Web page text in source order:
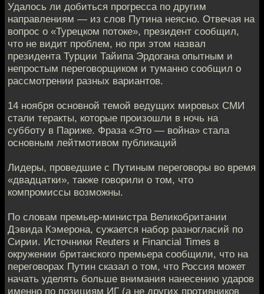
Удалось ли добиться прогресса по другим
направлениям — из слов Путина неясно. Отвечая на
вопрос о «Турецком потоке», президент сообщил,
что не видит проблем, но при этом назвал
президента Турции Тайипа Эрдогана опытным и
непростым переговорщиком и туманно сообщил о
рассмотрении разных вариантов.
14 ноября основной темой ведущих мировых СМИ
стали теракты, которые произошли в ночь на
субботу в Париже. Фраза «Это — война» стала
основным лейтмотивом публикаций
Лидеры, проведшие с Путиным переговоры во время
«двадцатки», также говорили о том, что
компромиссы возможны.
По словам премьер-министра Великобритании
Дэвида Кэмерона, сужается набор разногласий по
Сирии. Источники Reuters и Financial Times в
окружении британского премьера сообщили, что на
переговорах Путин сказал о том, что Россия может
начать уделять больше внимания нанесению ударов
именно по позициям ИГ (а не других противников